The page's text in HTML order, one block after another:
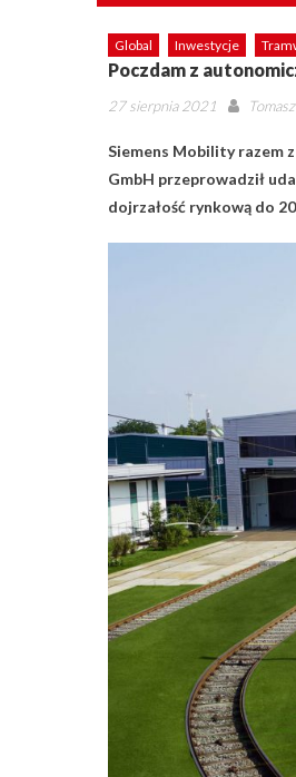
Global Inwestycje
Poczdam z
Posted
27 sierpnia 2021 Author
Siemens Mobility razem
GmbH przeprowadził
dojrzałość rynkową do